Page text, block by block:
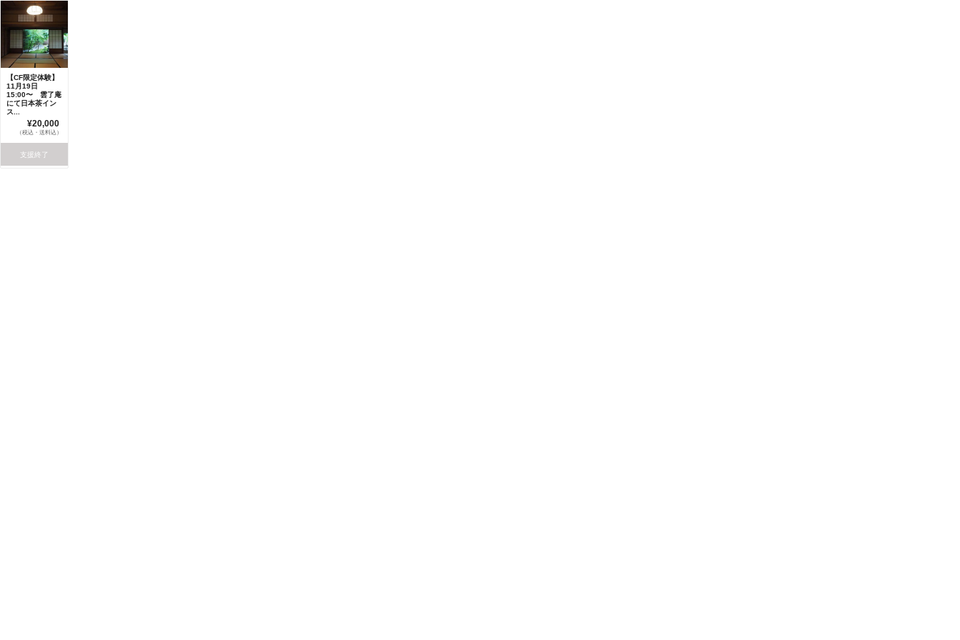
【CF限定体験】
11月19日
15:00〜 雲了庵
にて日本茶イン
ス...
¥20,000
（税込・送料込）
支援終了